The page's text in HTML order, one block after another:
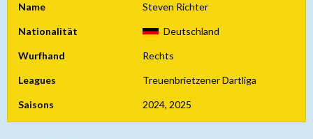
Name Steven Richter
Nationalität Deutschland
Wurfhand Rechts
Leagues Treuenbrietzener Dartliga
Saisons 2024, 2025